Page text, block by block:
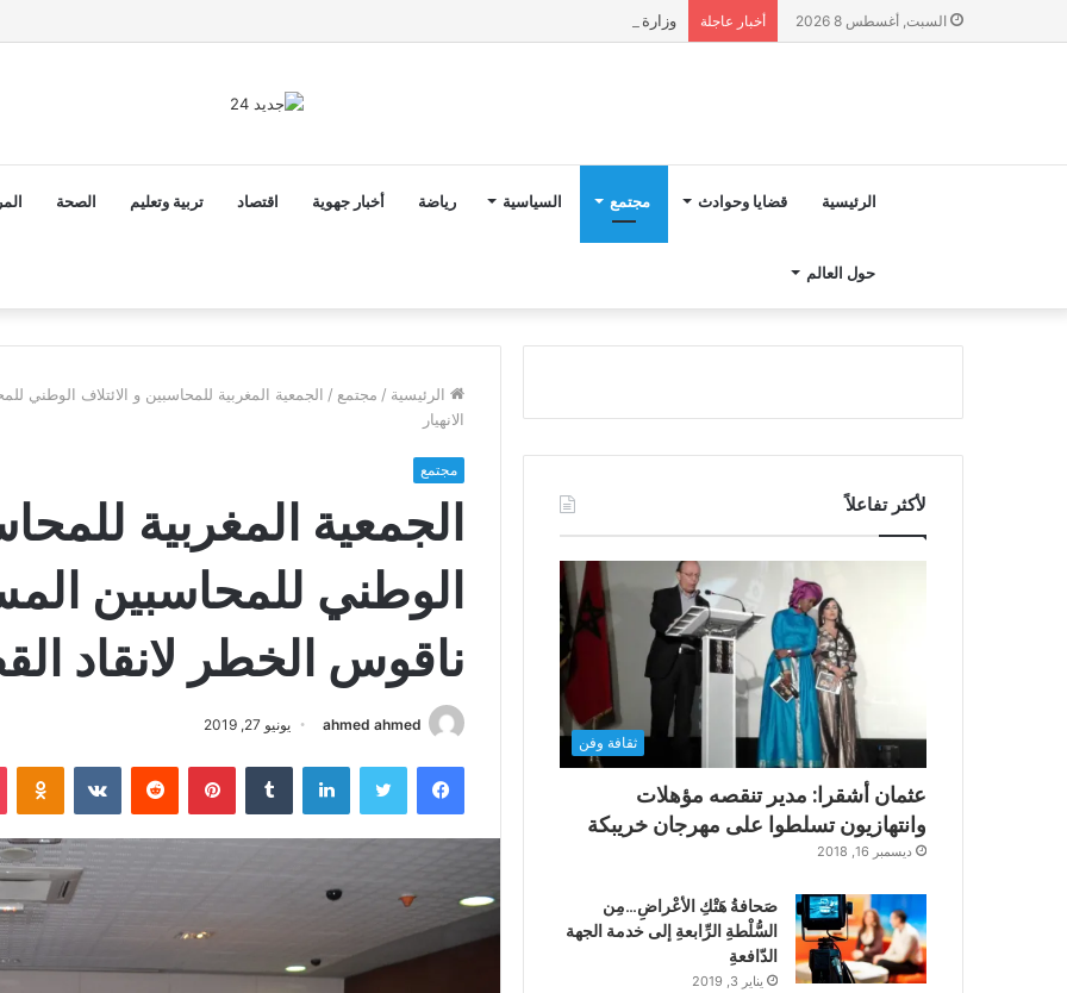
السبت, أغسطس 8 2026 أخبار عاجلة وزارة التربية الوطنية تؤكد انطلاق الدخول المدرسي 2026-2027 في موعده الرسمي
الرئيسية قضايا وحوادث مجتمع السياسية رياضة أخبار جهوية اقتصاد تربية وتعليم الصحة
حول العالم
الرئيسية / مجتمع / الجمعية المغربية للمحاسبين و الائتلاف الوطني
الانهيار
مجتمع
الجمعية المغربية
الوطني للمحاسبين
ناقوس الخطر لانقاد
ahmed ahmed يونيو 27, 2019
فيسبوك تويتر لينكدإن بينتيريست
لأكثر تفاعلاً
ثقافة وفن
عثمان أشقرا: مدير تنقصه مؤهلات
وانتهازيون تسلطوا على مهرجان خريبكة
ديسمبر 16, 2018
صَحافةُ هَتْكِ الأعْراضِ…مِن
السُّلْطةِ الرِّابعةِ إلى خدمة الجهة
الدّافعةِ
يناير 3, 2019